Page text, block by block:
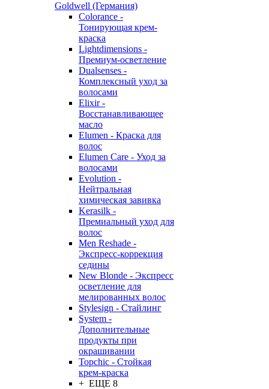
Goldwell (Германия)
Colorance -
Тонирующая крем-
краска
Lightdimensions -
Премиум-осветление
Dualsenses -
Комплексный уход за
волосами
Elixir -
Восстанавливающее
масло
Elumen - Краска для
волос
Elumen Care - Уход за
волосами
Evolution -
Нейтральная
химическая завивка
Kerasilk -
Премиальный уход для
волос
Men Reshade -
Экспресс-коррекция
седины
New Blonde - Экспресс
осветление для
мелированных волос
Stylesign - Стайлинг
System -
Дополнительные
продукты при
окрашивании
Topchic - Стойкая
крем-краска
+ ЕЩЕ 8